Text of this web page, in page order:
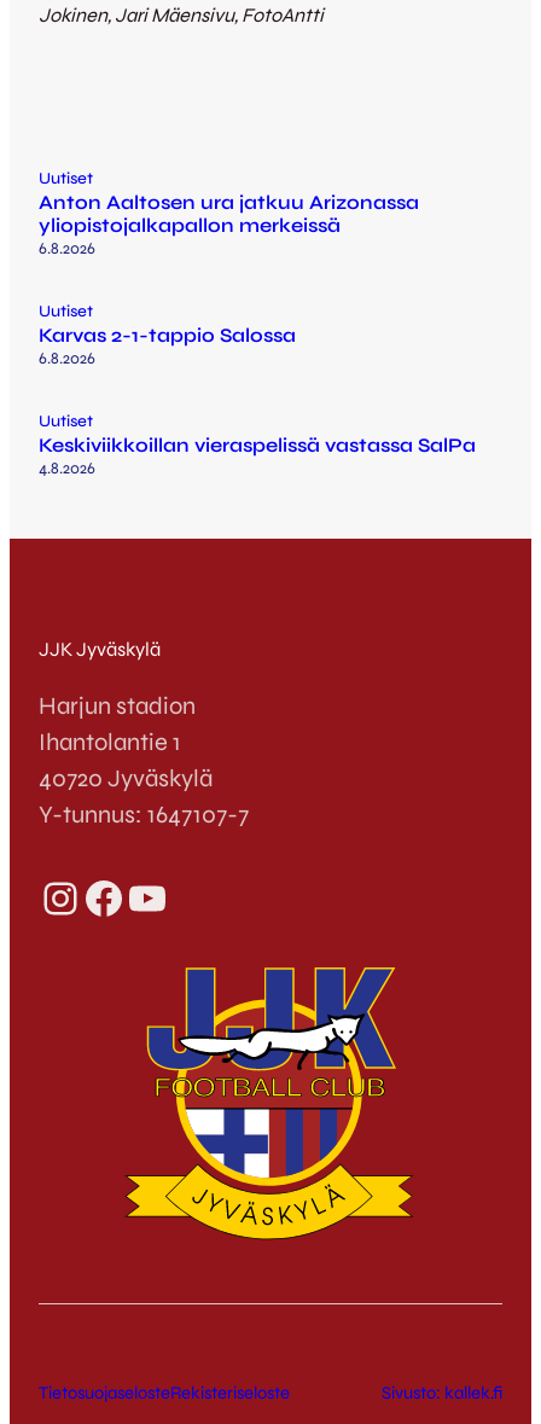
Jokinen, Jari Mäensivu, FotoAntti
Uutiset
Anton Aaltosen ura jatkuu Arizonassa
yliopistojalkapallon merkeissä
6.8.2026
Uutiset
Karvas 2-1-tappio Salossa
6.8.2026
Uutiset
Keskiviikkoillan vieraspelissä vastassa SalPa
4.8.2026
JJK Jyväskylä
Harjun stadion
Ihantolantie 1
40720 Jyväskylä
Y-tunnus: 1647107-7
InstagramFacebook YouTube
TietosuojaselosteRekisteriseloste Sivusto: kallek.fi